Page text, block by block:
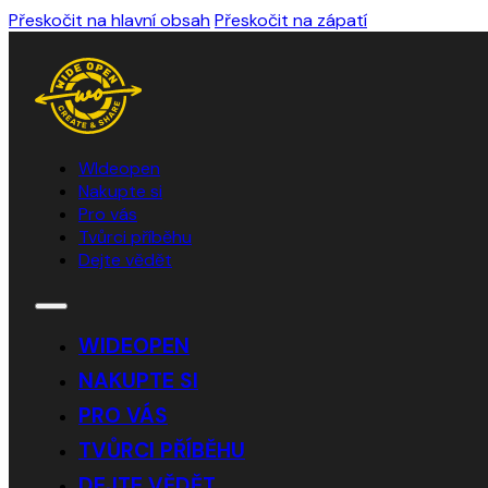
Přeskočit na hlavní obsahPřeskočit na zápatí
WIdeopen
Nakupte si
Pro vás
Tvůrci příběhu
Dejte vědět
WIDEOPEN
NAKUPTE SI
PRO VÁS
TVŮRCI PŘÍBĚHU